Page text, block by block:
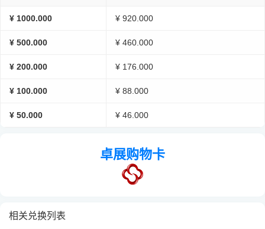
¥ 1000.000 ¥ 920.000
¥ 500.000 ¥ 460.000
¥ 200.000 ¥ 176.000
¥ 100.000 ¥ 88.000
¥ 50.000 ¥ 46.000
卓展购物卡
相关兑换列表